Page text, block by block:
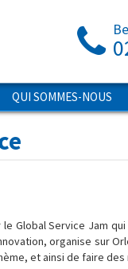
QUI SOMMES-NOUS
Global Service Jam
organise sur
et ainsi de faire